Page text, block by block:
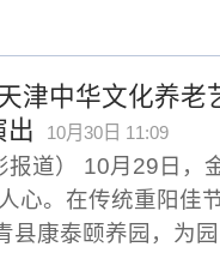
津中华文化养老
出
10月30日 11:09
报道） 10月29日，
心。在传统重阳佳
县康泰颐养园，为